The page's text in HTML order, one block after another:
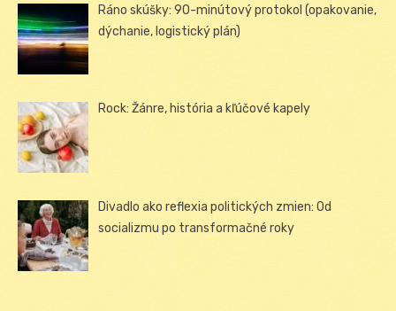
Ráno skúšky: 90-minútový protokol (opakovanie,
dýchanie, logistický plán)
Rock: Žánre, história a kľúčové kapely
Divadlo ako reflexia politických zmien: Od
socializmu po transformačné roky